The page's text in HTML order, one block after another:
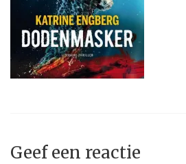
Geef een reactie